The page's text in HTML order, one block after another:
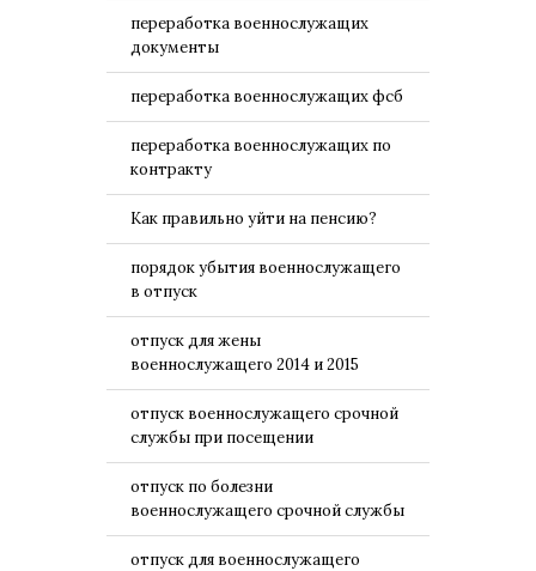
переработка военнослужащих
документы
переработка военнослужащих фсб
переработка военнослужащих по
контракту
Как правильно уйти на пенсию?
порядок убытия военнослужащего
в отпуск
отпуск для жены
военнослужащего 2014 и 2015
отпуск военнослужащего срочной
службы при посещении
отпуск по болезни
военнослужащего срочной службы
отпуск для военнослужащего